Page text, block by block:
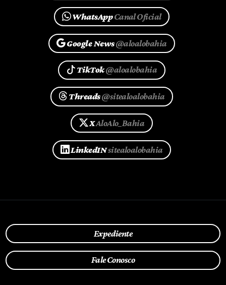
WhatsAppCanal Oficial
Google News@aloalobahia
TikTok@aloalobahia
Threads@sitealoalobahia
XAloAlo_Bahia
LinkedINsitealoalobahia
Expediente
Fale Conosco